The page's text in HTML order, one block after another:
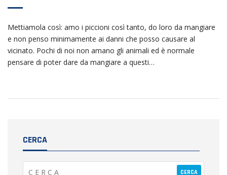
Mettiamola così: amo i piccioni così tanto, do loro da mangiare
e non penso minimamente ai danni che posso causare al
vicinato. Pochi di noi non amano gli animali ed è normale
pensare di poter dare da mangiare a questi…
CERCA